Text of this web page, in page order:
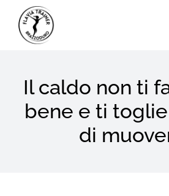
content
Chi Sono
Calendario Eventi
Il caldo non ti
bene e ti
di